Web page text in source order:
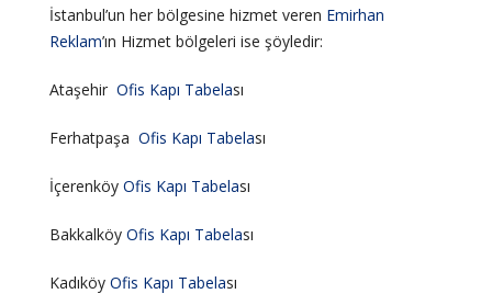
İstanbul’un her bölgesine hizmet veren Emirhan
Reklam’ın Hizmet bölgeleri ise şöyledir:
Ataşehir Ofis Kapı Tabelası
Ferhatpaşa Ofis Kapı Tabelası
İçerenköy Ofis Kapı Tabelası
Bakkalköy Ofis Kapı Tabelası
Kadıköy Ofis Kapı Tabelası